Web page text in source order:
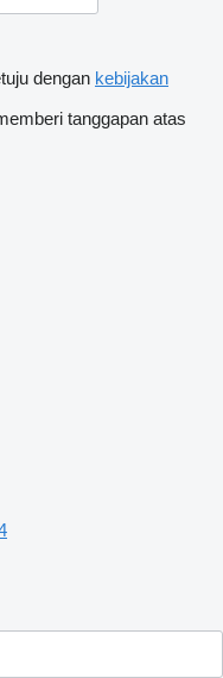
dengan kebijakan
tanggapan atas